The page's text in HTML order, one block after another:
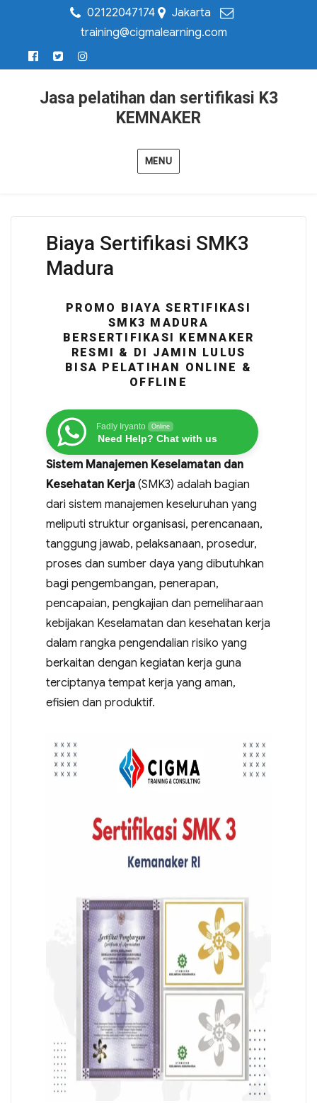
02122047174
Jakarta
training@cigmalearning.com
Jasa pelatihan dan sertifikasi K3
KEMNAKER
MENU
Biaya Sertifikasi SMK3
Madura
PROMO BIAYA SERTIFIKASI
SMK3 MADURA
BERSERTIFIKASI KEMNAKER
RESMI & DI JAMIN LULUS
BISA PELATIHAN ONLINE &
OFFLINE
Fadly Iryanto Online
Need Help? Chat with us
Sistem Manajemen Keselamatan dan
Kesehatan Kerja(SMK3) adalah bagian
dari sistem manajemen keseluruhan yang
meliputi struktur organisasi, perencanaan,
tanggung jawab, pelaksanaan, prosedur,
proses dan sumber daya yang dibutuhkan
bagi pengembangan, penerapan,
pencapaian, pengkajian dan pemeliharaan
kebijakan Keselamatan dan kesehatan kerja
dalam rangka pengendalian risiko yang
berkaitan dengan kegiatan kerja guna
terciptanya tempat kerja yang aman,
efisien dan produktif.